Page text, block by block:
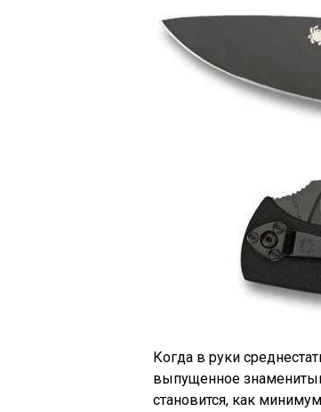
Когда в руки
выпущенное
становится, как